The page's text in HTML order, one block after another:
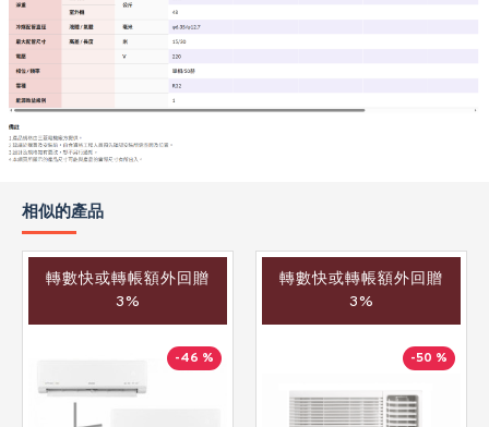
相似的產品
轉數快或轉帳額外回贈
3%
-46 %
轉數快或轉帳額外回贈
3%
-50 %